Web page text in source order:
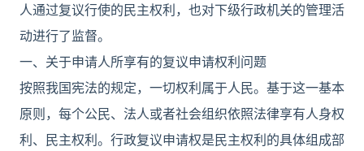
人通过复议行使的民主权利，也对下级行政机关的管理活
动进行了监督。
一、关于申请人所享有的复议申请权利问题
按照我国宪法的规定，一切权利属于人民。基于这一基本
原则，每个公民、法人或者社会组织依照法律享有人身权
利、民主权利。行政复议申请权是民主权利的具体组成部